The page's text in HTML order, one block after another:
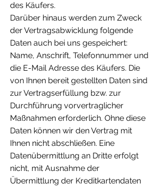
des Käufers.
Darüber hinaus werden zum Zweck
der Vertragsabwicklung folgende
Daten auch bei uns gespeichert:
Name, Anschrift, Telefonnummer und
die E-Mail Adresse des Käufers. Die
von Ihnen bereit gestellten Daten sind
zur Vertragserfüllung bzw. zur
Durchführung vorvertraglicher
Maßnahmen erforderlich. Ohne diese
Daten können wir den Vertrag mit
Ihnen nicht abschließen. Eine
Datenübermittlung an Dritte erfolgt
nicht, mit Ausnahme der
Übermittlung der Kreditkartendaten